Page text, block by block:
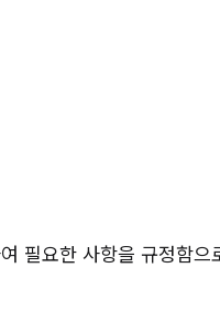
필요한 사항을 규정함